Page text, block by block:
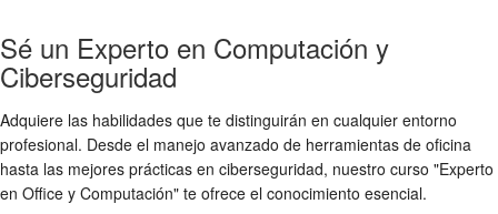
Sé un Experto en Computación y
Ciberseguridad
Adquiere las habilidades que te distinguirán en cualquier entorno
profesional. Desde el manejo avanzado de herramientas de oficina
hasta las mejores prácticas en ciberseguridad, nuestro curso "Experto
en Office y Computación" te ofrece el conocimiento esencial.